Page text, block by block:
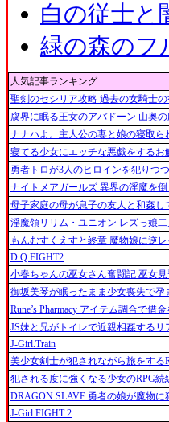
白の従士と
緑の森のフ
人気記事ランキング
聖剣のセシリア攻略 過去の女騎士
腐界に眠る王女のアバドーン 山奥
ナナハよ。主人公の妻と娘の寝取ら
寝てる少女にエッチな悪戯をするお
勇者トロが3人のヒロインを犯りつ
ナイトメアガールズ 異界の淫魔を
母子家庭の母が息子の友人と和姦し
淫魔領リリム・ユニオン レズっ娘
もんむすくえすと終章 魔物娘に逆
D.Q.FIGHT2
小春ちゃんの巫女さん奮闘記 巫女
御坂美琴が眠ったまま少女喪失で孕
Rune’s Pharmacy アイテム調合で借
JS妹と兄がトイレで近親相姦するリ
J-Girl.Train
美少女剣士が犯されながら旅をする
犯される度に強くなる少女のRPG続
DRAGON SLAVE 勇者の娘が魔物に
J-Girl.FIGHT 2